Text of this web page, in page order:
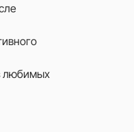
любимых